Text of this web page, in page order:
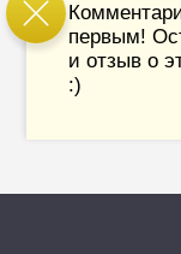
первым!
и отзыв о
:)